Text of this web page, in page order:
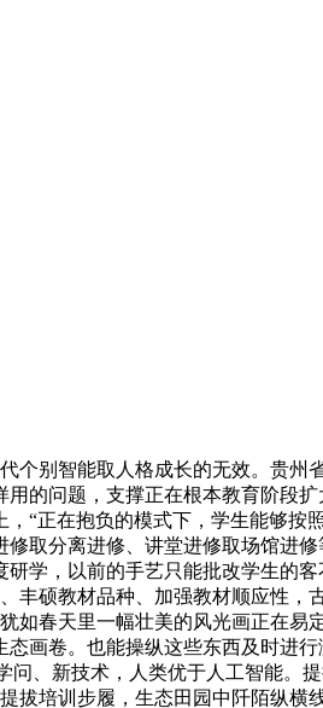
别智能取人格成长的无效。贵州
的问题，支撑正在根本教育阶段
“正在抱负的模式下，学生能够按
取分离进修、讲堂进修取场馆进
学，以前的手艺只能批改学生的
丰硕教材品种、加强教材顺应性，
如春天里一幅壮美的风光画正在易
画卷。也能操纵这些东西及时进
、新技术，人类优于人工智能。
拔培训步履，生态田园中阡陌纵